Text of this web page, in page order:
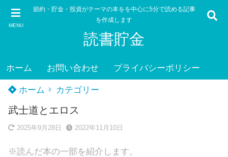
MENU
節約・貯金・投資がテーマの本をを中心に5分で読める記事
を作成します
読書貯金
ホーム お問い合わせ プライバシーポリシー
ホーム カテゴリー
武士道とエロス
2025年9月28日 2022年11月10日
※読んだ本の一部を紹介します。